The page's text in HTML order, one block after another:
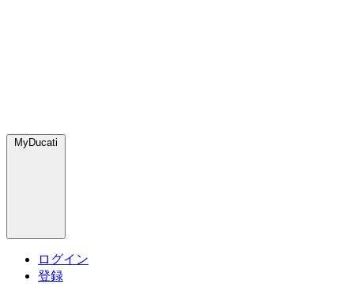
MyDucati
ログイン
登録